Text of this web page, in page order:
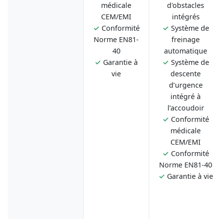
médicale
CEM/EMI
✓ Conformité
Norme EN81-
40
✓ Garantie à
vie
d'obstacles
intégrés
✓ Système de
freinage
automatique
✓ Système de
descente
d’urgence
intégré à
l’accoudoir
✓ Conformité
médicale
CEM/EMI
✓ Conformité
Norme EN81-40
✓ Garantie à vie